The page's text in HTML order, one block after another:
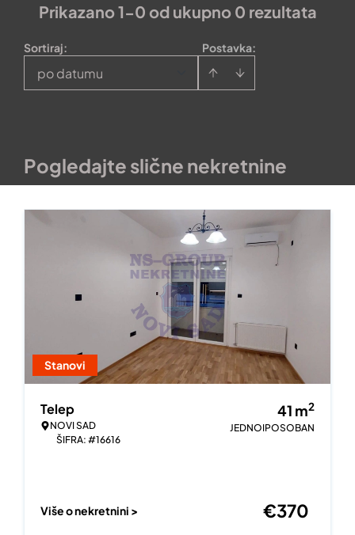
Prikazano 1-0 od ukupno 0 rezultata
Postavka:
Sortiraj:
po datumu
Pogledajte slične nekretnine
Stanovi
Telep
NOVI SAD
ŠIFRA: #16616
41 m2
JEDNOIPOSOBAN
Više o nekretnini > €370